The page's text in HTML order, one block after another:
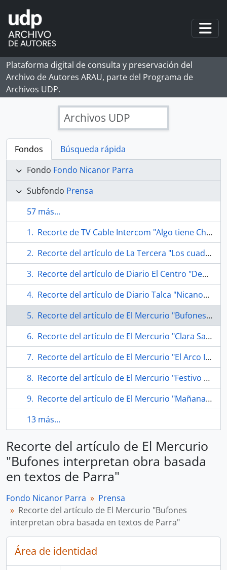
Skip to main content
Plataforma digital de consulta y preservación del
Archivo de Autores ARAU, parte del Programa de
Archivos UDP.
Archivos UDP
Fondos
Búsqueda rápida
Fondo Fondo Nicanor Parra
Subfondo Prensa
57 más...
Recorte de TV Cable Intercom "Algo tiene Chillán"
Recorte del artículo de La Tercera "Los cuadernos recuperados de Nicanor"
Recorte del artículo de Diario El Centro "Denuncian robo de cuadernos originales del Poeta Nicanor Parra"
Recorte del artículo de Diario Talca "Nicanor Parra : lanzan libro que reúne patrimonio editorial del poeta"
Recorte del artículo de El Mercurio "Bufones interpretan obra basada en textos de Parra"
Recorte del artículo de El Mercurio "Clara Sandoval"
Recorte del artículo de El Mercurio "El Arco Iris de Nicanor Parra"
Recorte del artículo de El Mercurio "Festivo descenso a la tumba de Nicanor en Las Cruces"
Recorte del artículo de El Mercurio "Mañana estrenan obra basada en textos de Parra"
13 más...
Recorte del artículo de El Mercurio
"Bufones interpretan obra basada
en textos de Parra"
Fondo Nicanor Parra
Prensa
Recorte del artículo de El Mercurio "Bufones
interpretan obra basada en textos de Parra"
Área de identidad